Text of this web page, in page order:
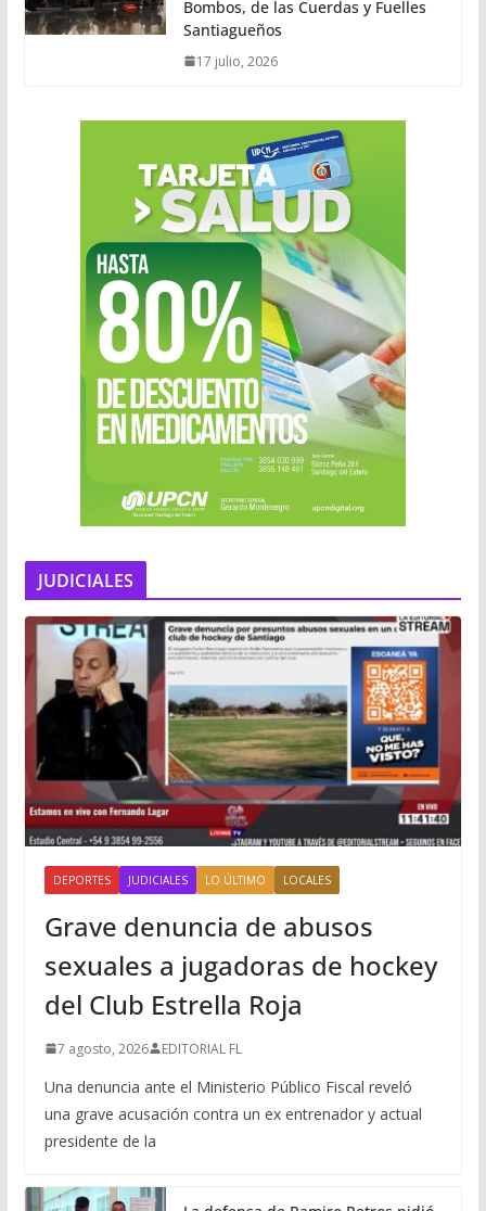
Bombos, de las Cuerdas y Fuelles
Santiagueños
17 julio, 2026
JUDICIALES
DEPORTES JUDICIALES LO ÚLTIMO LOCALES
Grave denuncia de abusos
sexuales a jugadoras de hockey
del Club Estrella Roja
7 agosto, 2026 EDITORIAL FL
Una denuncia ante el Ministerio Público Fiscal reveló
una grave acusación contra un ex entrenador y actual
presidente de la